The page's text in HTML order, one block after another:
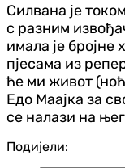
Силвана је
с разним
имала је бројне
пјесама из
ће ми живот
Едо Маајка за
се налази на
Подијели: